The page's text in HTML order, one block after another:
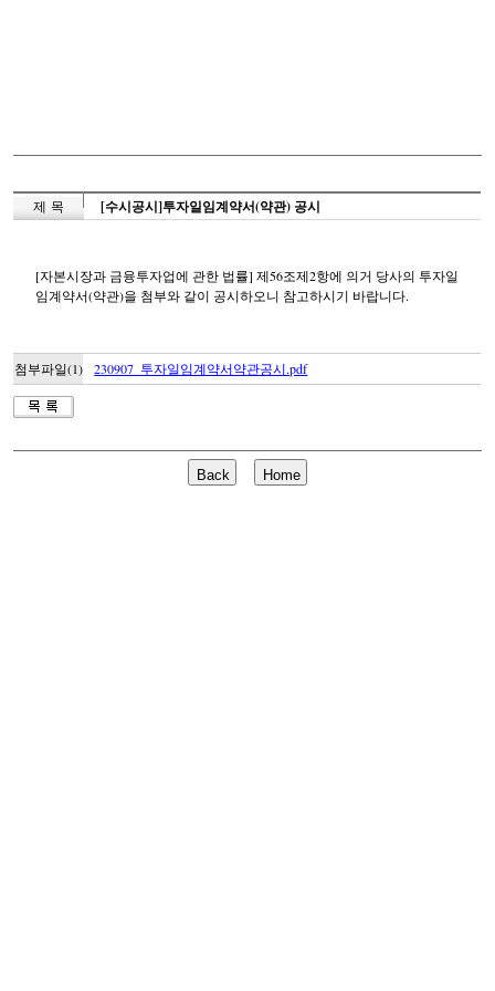
제 목 [수시공시]투자일임계약서(약관) 공시
[자본시장과 금융투자업에 관한 법률] 제56조제2항에 의거 당사의 투자일
임계약서(약관)을 첨부와 같이 공시하오니 참고하시기 바랍니다.
첨부파일(1) 230907_투자일임계약서약관공시.pdf